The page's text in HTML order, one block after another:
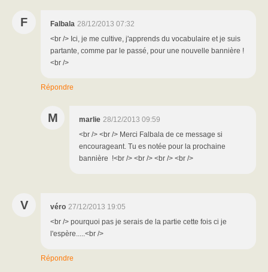
F Falbala 28/12/2013 07:32
<br /> Ici, je me cultive, j'apprends du vocabulaire et je suis
partante, comme par le passé, pour une nouvelle bannière !
<br />
Répondre
M marlie 28/12/2013 09:59
<br /> <br /> Merci Falbala de ce message si
encourageant. Tu es notée pour la prochaine
bannière !<br /> <br /> <br /> <br />
V véro 27/12/2013 19:05
<br /> pourquoi pas je serais de la partie cette fois ci je
l'espère.....<br />
Répondre